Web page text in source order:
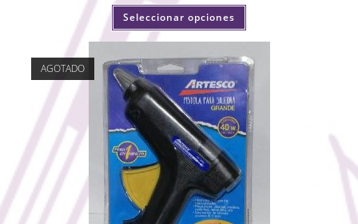
Seleccionar opciones
AGOTADO